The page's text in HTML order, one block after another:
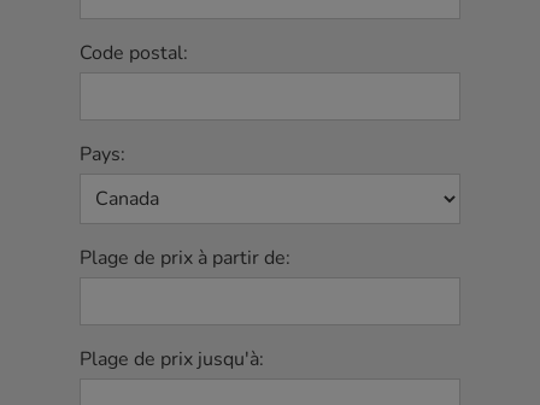
Code postal:
Pays:
Plage de prix à partir de:
Plage de prix jusqu'à: